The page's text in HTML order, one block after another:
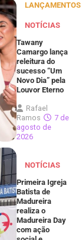
LANÇAMENTOS
NOTÍCIAS
Tawany
Camargo lança
releitura do
sucesso “Um
Novo Dia” pela
Louvor Eterno
Rafael
Ramos
7 de
agosto de
2026
NOTÍCIAS
Primeira Igreja
Batista de
Madureira
realiza o
Madureira Day
com ação